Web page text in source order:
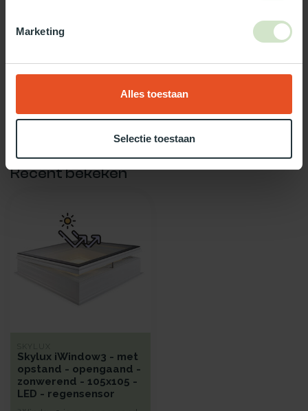
Marketing
Alles toestaan
Selectie toestaan
wandig/
Twijfel je over welke daglicht oplossing het beste bij jou past?
Gebruik dan onze daglicht keuzehulp!
Recent bekeken
SKYLUX
Skylux iWindow3 - met
opstand - opengaand -
zonwerend - 105x105 -
LED - regensensor